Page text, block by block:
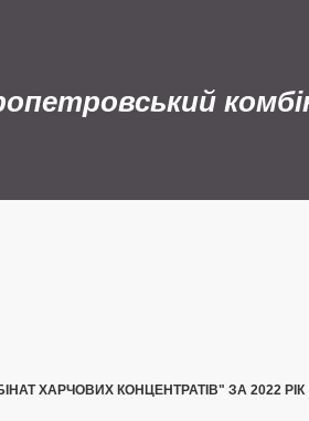
ХАРЧОВИХ КОНЦЕНТРАТІВ" ЗА 2022 РІК